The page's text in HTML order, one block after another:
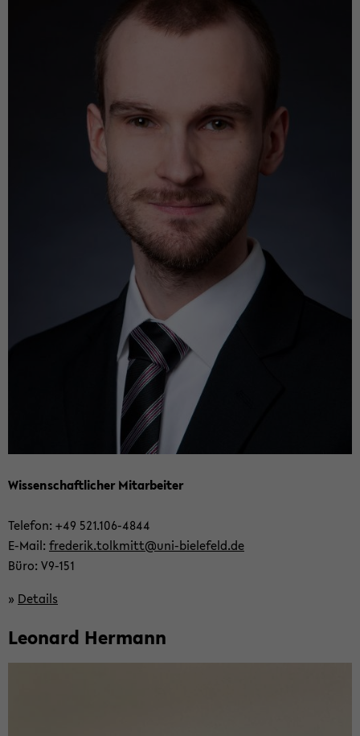
Wis­sen­schaft­li­cher Mit­ar­bei­ter
Te­le­fon: +49 521.106-​4844
E-​Mail: fre­de­rik.tolk­mitt@uni-​bielefeld.de
Büro: V9-​151
» De­tails
Leo­nard Her­mann